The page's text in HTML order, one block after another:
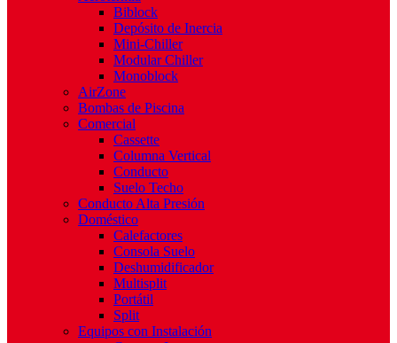
Biblock
Depósito de Inercia
Mini-Chiller
Modular Chiller
Monoblock
AirZone
Bombas de Piscina
Comercial
Cassette
Columna Vertical
Conducto
Suelo Techo
Conducto Alta Presión
Doméstico
Calefactores
Consola Suelo
Deshumidificador
Multisplit
Portátil
Split
Equipos con Instalación